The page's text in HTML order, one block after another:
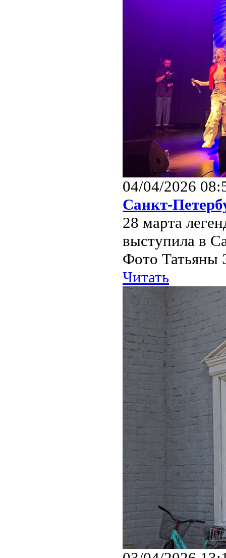
04/04/2026
Санкт-
28 марта
выступила в
Фото Татьяны
Читать